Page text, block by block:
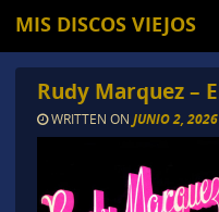
MIS DISCOS VIEJOS
Rudy Marquez –
WRITTEN ON JUNIO 2, 2026